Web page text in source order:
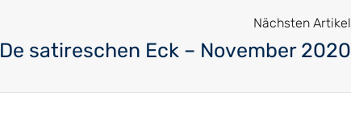
Nächsten Artikel
De satireschen Eck – November 2020